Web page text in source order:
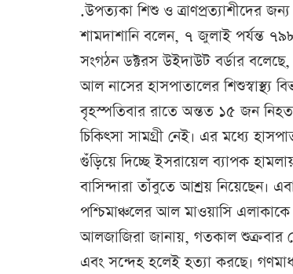
.উপত্যকা শিশু ও ত্রাণপ্রত্যাশীদের
শামদাশানি বলেন, ৭ জুলাই পর্যন্ত ৭৯৮
সংগঠন ডক্টরস উইদাউট বর্ডার বলেছে,
আল নাসের হাসপাতালের শিশুস্বাস্থ্য
বৃহস্পতিবার রাতে অন্তত ১৫ জন
চিকিৎসা সামগ্রী নেই। এর মধ্যে
গুঁড়িয়ে দিচ্ছে ইসরায়েল ব্যাপক
বাসিন্দারা তাঁবুতে আশ্রয় নিয়েছেন।
পশ্চিমাঞ্চলের আল মাওয়াসি
আলজাজিরা জানায়, গতকাল শুক্রবার
এবং সন্দেহ হলেই হত্যা করছে।